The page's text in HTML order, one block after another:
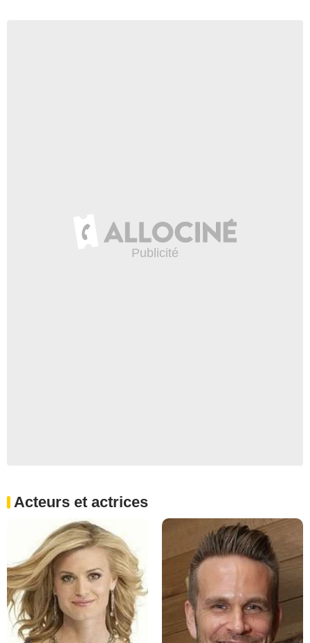
Acteurs et actrices